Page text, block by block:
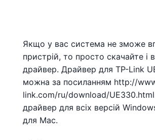
Якщо у вас система не зможе
пристрій, то просто скачайте і
драйвер. Драйвер для TP-Link
можна за посиланням http://
link.com/ru/download/
драйвер для всіх версій
для Mac.